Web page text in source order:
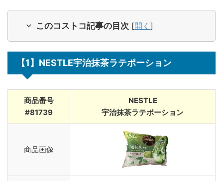
このコストコ記事の目次 [開く ]
【1】NESTLE宇治抹茶ラテポーション
商品番号
#81739
NESTLE
宇治抹茶ラテポーション
商品画像